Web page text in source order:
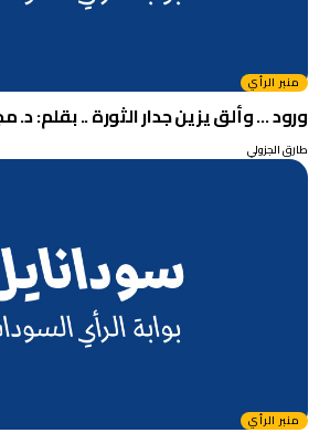
منبر الرأي
ورود … وألق يزين جدار الثورة .. بقلم:
طارق الجزولي
منبر الرأي